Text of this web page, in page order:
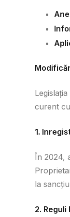
curent
1.
În 2024,
la
2.